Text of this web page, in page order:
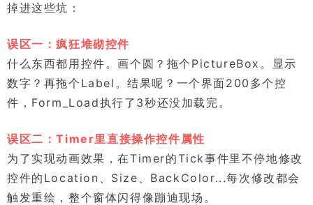
掉进这些坑：
误区一：疯狂堆砌控件
什么东西都用控件。画个圆？拖个PictureBox。显示
数字？再拖个Label。结果呢？一个界面200多个控
件，Form_Load执行了3秒还没加载完。
误区二：Timer里直接操作控件属性
为了实现动画效果，在Timer的Tick事件里不停地修改
控件的Location、Size、BackColor...每次修改都会
触发重绘，整个窗体闪得像蹦迪现场。